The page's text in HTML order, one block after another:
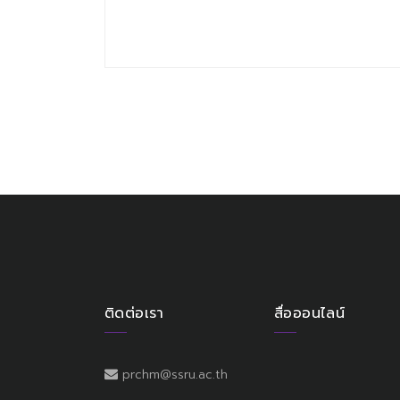
ติดต่อเรา
prchm@ssru.ac.th
สื่อออนไลน์